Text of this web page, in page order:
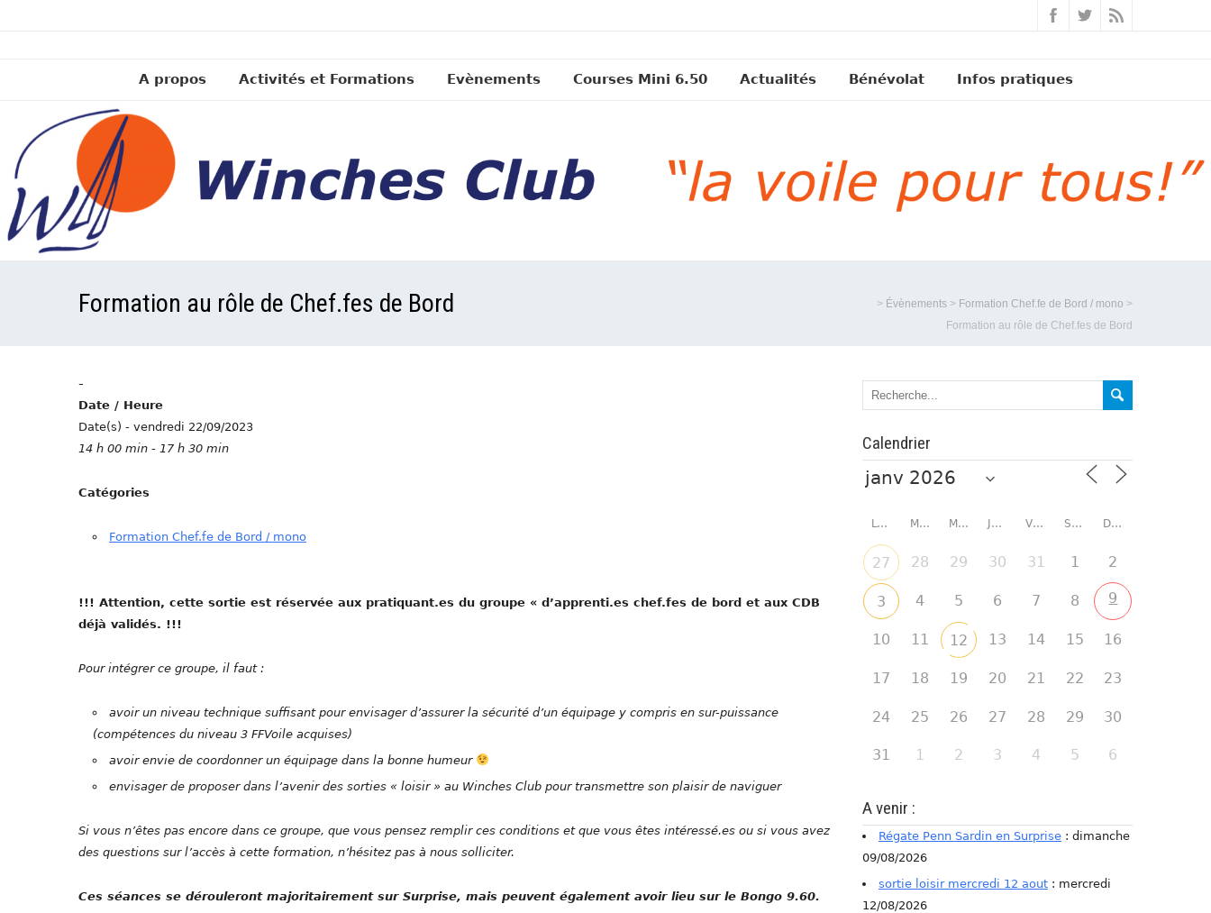
A propos Activités et Formations Evènements Courses Mini 6.50 Actualités Bénévolat Infos pratiques
Formation au rôle de Chef.fes de Bord > Évènements > Formation Chef.fe de Bord / mono >
Formation au rôle de Chef.fes de Bord
-
Date / Heure
Date(s) - vendredi 22/09/2023
14 h 00 min - 17 h 30 min
Catégories
Formation Chef.fe de Bord / mono
!!! Attention, cette sortie est réservée aux pratiquant.es du groupe « d’apprenti.es chef.fes de bord et aux CDB
déjà validés. !!!
Pour intégrer ce groupe, il faut :
avoir un niveau technique suffisant pour envisager d’assurer la sécurité d’un équipage y compris en sur-puissance
(compétences du niveau 3 FFVoile acquises)
avoir envie de coordonner un équipage dans la bonne humeur
envisager de proposer dans l’avenir des sorties « loisir » au Winches Club pour transmettre son plaisir de naviguer
Si vous n’êtes pas encore dans ce groupe, que vous pensez remplir ces conditions et que vous êtes intéressé.es ou si vous avez
des questions sur l’accès à cette formation, n’hésitez pas à nous solliciter.
Ces séances se dérouleront majoritairement sur Surprise, mais peuvent également avoir lieu sur le Bongo 9.60.
Calendrier
LUNDI MARDI MERCREDI JEUDI VENDREDI SAMEDI DIMANCHE
27 28 29 30 31 1 2
3 4 5 6 7 8 9
10 11 12 13 14 15 16
17 18 19 20 21 22 23
24 25 26 27 28 29 30
31 1 2 3 4 5 6
A venir :
Régate Penn Sardin en Surprise : dimanche
09/08/2026
sortie loisir mercredi 12 aout : mercredi
12/08/2026